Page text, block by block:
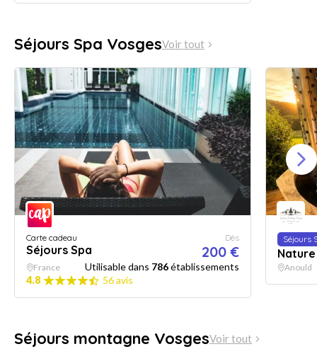
Séjours Spa VosgesVoir tout
Carte cadeau
Séjours Spa
Dès
200 €
France Utilisable dans 786établissements
4.8
56 avis
Séjours
Anould
Séjours montagne VosgesVoir tout